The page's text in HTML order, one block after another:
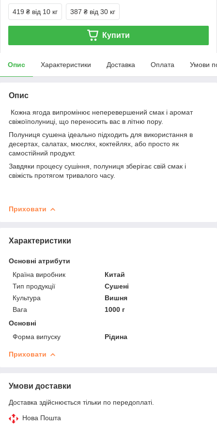
419 ₴ від 10 кг 387 ₴ від 30 кг
Купити
Опис Характеристики Доставка Оплата Умови
Опис
Кожна ягода випромінює неперевершений смак і аромат
свіжоїполуниці, що переносить вас в літню пору.
Полуниця сушена ідеально підходить для використання в
десертах, салатах, мюслях, коктейлях, або просто як
самостійний продукт.
Завдяки процесу сушіння, полуниця зберігає свій смак і
свіжість протягом тривалого часу.
Приховати
Характеристики
Основні атрибути
Країна виробник
Китай
Тип продукції
Сушені
Культура
Вишня
Вага
1000 г
Основні
Форма випуску
Рідина
Приховати
Умови доставки
Доставка здійснюється тільки по передоплаті.
Нова Пошта